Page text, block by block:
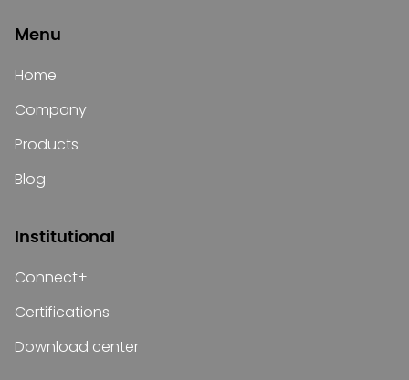
Menu
Home
Company
Products
Blog
Institutional
Connect+
Certifications
Download center